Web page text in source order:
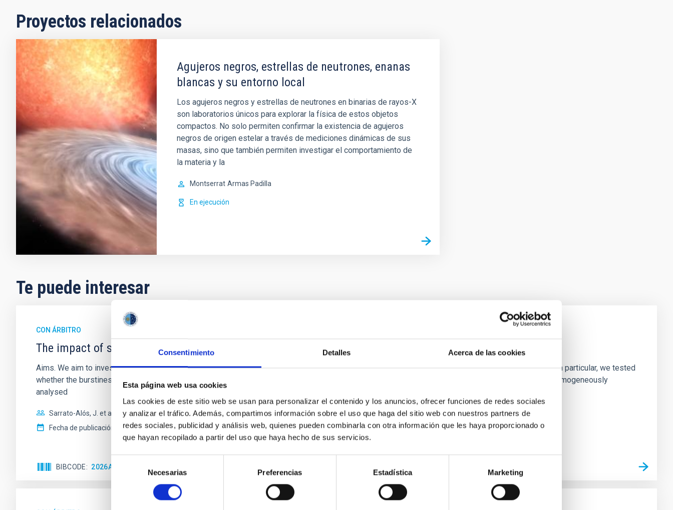
Consentimiento Detalles Acerca de las cookies
Esta página web usa cookies
Las cookies de este sitio web se usan para personalizar el contenido y los anuncios, ofrecer funciones de redes sociales
y analizar el tráfico. Además, compartimos información sobre el uso que haga del sitio web con nuestros partners de
redes sociales, publicidad y análisis web, quienes pueden combinarla con otra información que les haya proporcionado o
que hayan recopilado a partir del uso que haya hecho de sus servicios.
consentimiento
Necesarias Preferencias Estadística Marketing
Proyectos relacionados
Agujeros negros, estrellas de neutrones, enanas
blancas y su entorno local
Los agujeros negros y estrellas de neutrones en binarias de rayos-X
son laboratorios únicos para explorar la física de estos objetos
compactos. No solo permiten confirmar la existencia de agujeros
negros de origen estelar a través de mediciones dinámicas de sus
masas, sino que también permiten investigar el comportamiento de
la materia y la
Montserrat Armas Padilla
En ejecución
Te puede interesar
CON ÁRBITRO
The impact of star formation histories on the inner dark matter density slopes of galaxies
Aims. We aim to investigate the connection between star formation histories (SFHs) and the inner dark matter density profiles of simulated galaxies. In particular, we tested
whether the burstiness and temporal distribution of star formation influence the formation of cored versus cuspy dark matter profiles. Methods. We homogeneously
analysed
Sarrato-Alós, J. et al.
Fecha de publicación:
6 2026
BIBCODE 2026A&A...710A..95S